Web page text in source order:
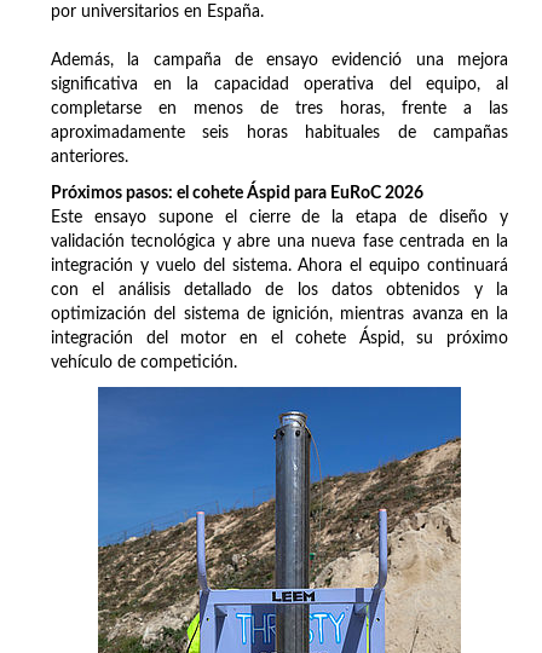
por universitarios en España.
Además, la campaña de ensayo evidenció una mejora
significativa en la capacidad operativa del equipo, al
completarse en menos de tres horas, frente a las
aproximadamente seis horas habituales de campañas
anteriores.
Próximos pasos: el cohete Áspid para EuRoC 2026
Este ensayo supone el cierre de la etapa de diseño y
validación tecnológica y abre una nueva fase centrada en la
integración y vuelo del sistema. Ahora el equipo continuará
con el análisis detallado de los datos obtenidos y la
optimización del sistema de ignición, mientras avanza en la
integración del motor en el cohete Áspid, su próximo
vehículo de competición.